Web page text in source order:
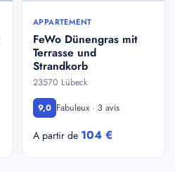
APPARTEMENT
FeWo Dünengras mit
Terrasse und
Strandkorb
23570 Lübeck
9,0 Fabuleux · 3 avis
A partir de 104 €